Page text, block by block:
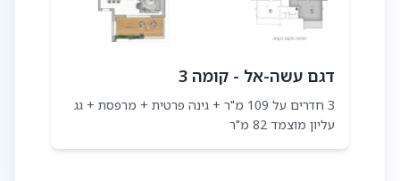
דגם עשה-אל - קומה 3
3 חדרים על 109 מ"ר + גינה פרטית + מרפסת + גג
עליון מוצמד 82 מ"ר